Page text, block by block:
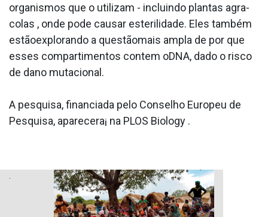
organismos que o utilizam - incluindo plantas agra­
colas , onde pode causar esterilidade. Eles também
estãoexplorando a questãomais ampla de por que
esses compartimentos contem oDNA, dado o risco
de dano mutacional.
A pesquisa, financiada pelo Conselho Europeu de
Pesquisa, aparecera¡ na PLOS Biology .